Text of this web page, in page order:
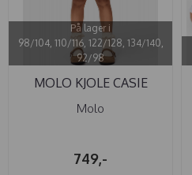
På lager i
98/104, 110/116, 122/128, 134/140,
92/98
MOLO KJOLE CASIE
VINTAGE ...
Molo
749,-